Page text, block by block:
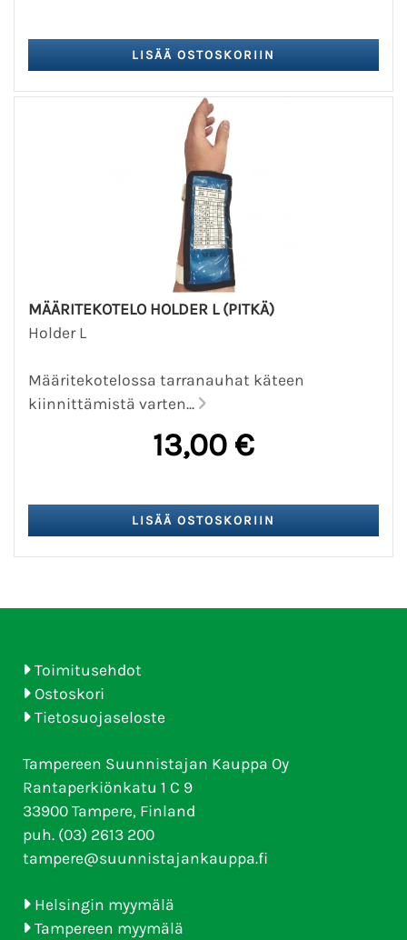
MÄÄRITEKOTELO HOLDER L (PITKÄ)
Holder L
Määritekotelossa tarranauhat käteen
kiinnittämistä varten...
13,00 €
Toimitusehdot
Ostoskori
Tietosuojaseloste
Tampereen Suunnistajan Kauppa Oy
Rantaperkiönkatu 1 C 9
33900 Tampere, Finland
puh. (03) 2613 200
tampere@suunnistajankauppa.fi
Helsingin myymälä
Tampereen myymälä